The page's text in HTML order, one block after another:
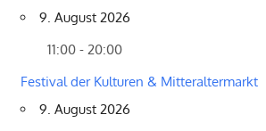
9. August 2026
11:00 - 20:00
Festival der Kulturen & Mitteraltermarkt
9. August 2026